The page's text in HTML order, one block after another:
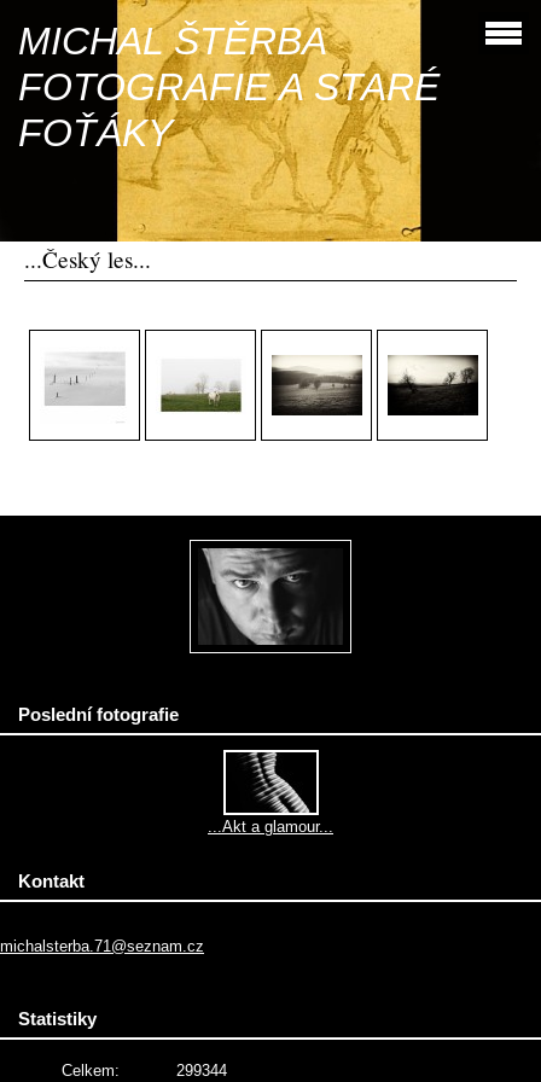
MICHAL ŠTĚRBA
FOTOGRAFIE A STARÉ
FOŤÁKY
...Český les...
Poslední fotografie
...Akt a glamour...
Kontakt
michalsterba.71@seznam.cz
Statistiky
Celkem: 299344